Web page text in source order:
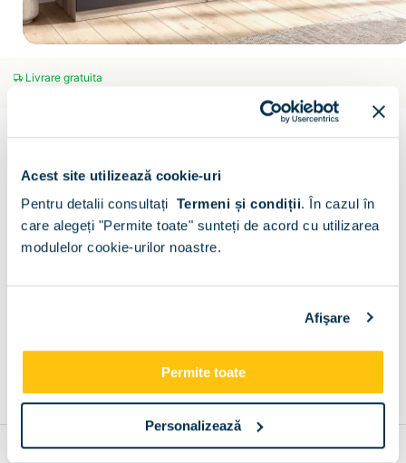
Acest site utilizează cookie-uri
Pentru detalii consultați Termeni și condiții. În cazul în
care alegeți "Permite toate" sunteți de acord cu utilizarea
modulelor cookie-urilor noastre.
Afişare
Permite toate
Personalizează
Livrare gratuita
Dressing LINEA 5 Usi, 4 Sertare
CONFIGURATOR
Decor : Oak / Antracit
Metode de plata Livrare